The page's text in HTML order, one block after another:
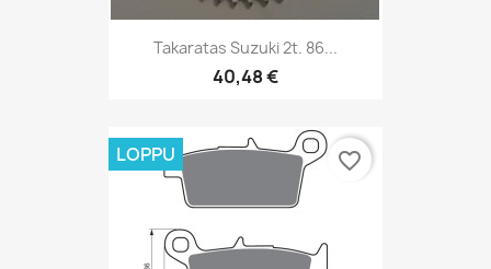
Takaratas Suzuki 2t. 86...
40,48 €
LOPPU favorite_border